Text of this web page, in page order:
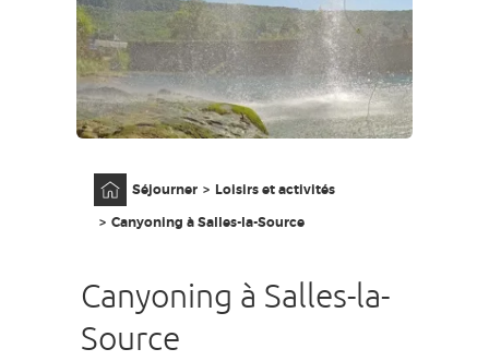
MA SÉLECTION
FR
Séjourner
Loisirs et activités
Canyoning à Salles-la-Source
Canyoning à Salles-la-
Source